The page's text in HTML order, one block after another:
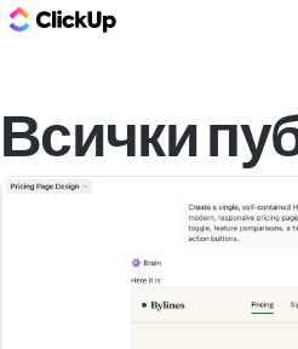
Всички